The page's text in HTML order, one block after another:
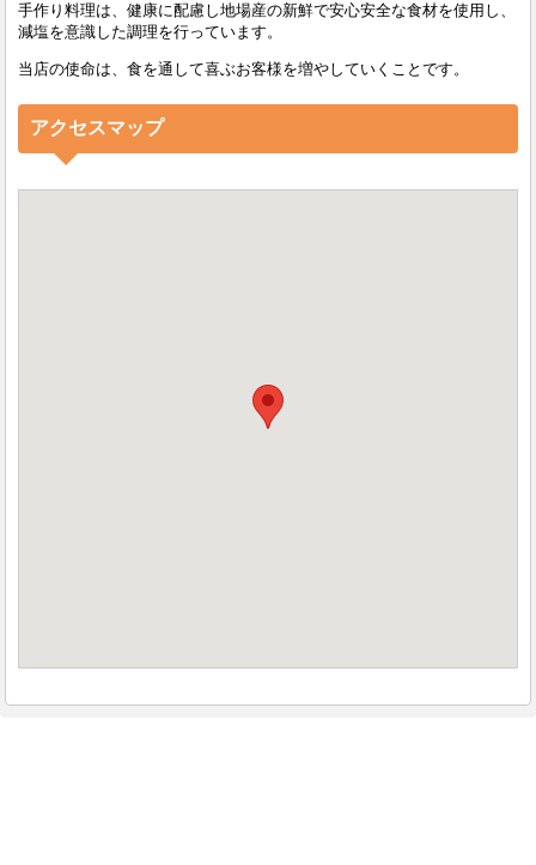
手作り料理は、健康に配慮し地場産の新鮮で安心安全な食材を使用し、
減塩を意識した調理を行っています。
当店の使命は、食を通して喜ぶお客様を増やしていくことです。
アクセスマップ